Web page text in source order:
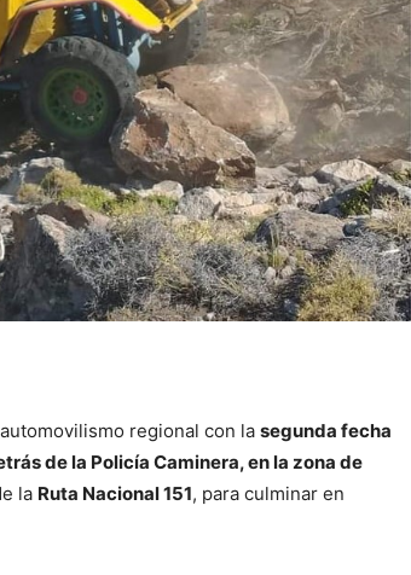
regional con la segunda fecha
de la Policía Caminera, en la zona de
la Ruta Nacional 151, para culminar en